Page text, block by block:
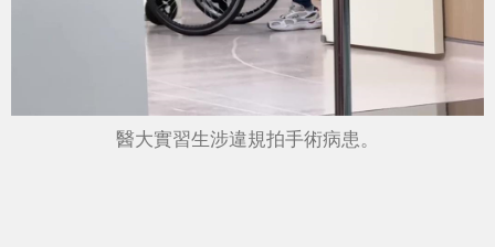
醫大實習生涉違規拍手術病患。